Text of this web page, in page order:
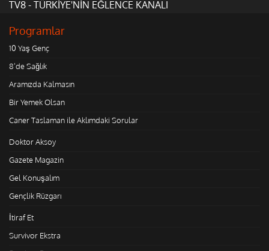
TV8 - TÜRKİYE'NİN EĞLENCE KANALI
Programlar
10 Yaş Genç
8'de Sağlık
Aramızda Kalmasın
Bir Yemek Olsan
Caner Taslaman ile Aklımdaki Sorular
Doktor Aksoy
Gazete Magazin
Gel Konuşalım
Gençlik Rüzgarı
İtiraf Et
Survivor Ekstra